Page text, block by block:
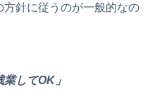
針に従うのが一般的なの
してOK」